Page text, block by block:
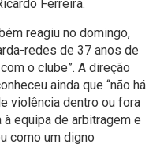
Ferreira.
reagiu no domingo,
redes de 37 anos de
o clube”. A direção
ainda que “não há
violência dentro ou fora
equipa de arbitragem e
como um digno